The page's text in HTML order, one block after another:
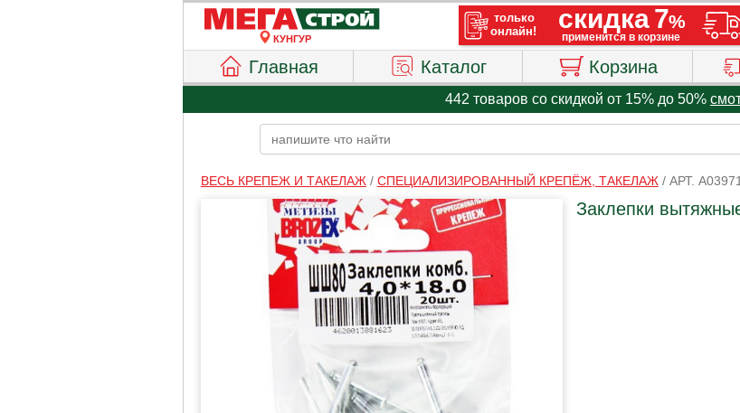
КУНГУР
Главная Каталог Корзина
442 товаров со скидкой от 15% до 50%
ВЕСЬ КРЕПЕЖ И ТАКЕЛАЖ/ СПЕЦИАЛИЗИРОВАННЫЙ КРЕПЁЖ, ТАКЕЛАЖ/ АРТ. A03971
Заклепки